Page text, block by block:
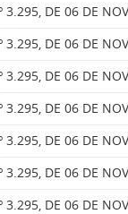
3.295, DE 06 DE
3.295, DE 06 DE
3.295, DE 06 DE
3.295, DE 06 DE
3.295, DE 06 DE
3.295, DE 06 DE
3.295, DE 06 DE